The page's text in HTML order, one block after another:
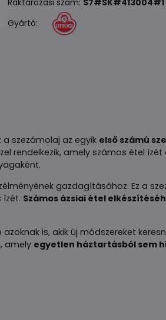
Raktározási szám: S7#SK#413004#1
Gyártó:
a szezámolaj az egyik első számú
rendelkezik, amely számos étel
gazdagításához. Ez a
ízét. Számos ázsiai étel
is, akik új módszereket
amely egyetlen háztartásból sem